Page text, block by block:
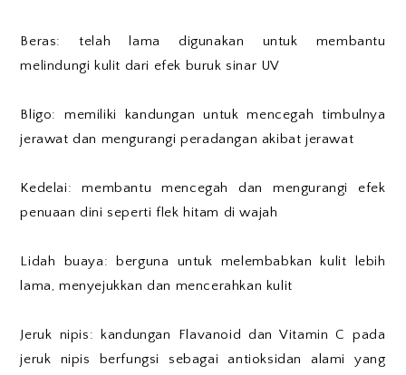
Beras: telah lama digunakan untuk membantu
melindungi kulit dari efek buruk sinar UV
Bligo: memiliki kandungan untuk mencegah timbulnya
jerawat dan mengurangi peradangan akibat jerawat
Kedelai: membantu mencegah dan mengurangi efek
penuaan dini seperti flek hitam di wajah
Lidah buaya: berguna untuk melembabkan kulit lebih
lama, menyejukkan dan mencerahkan kulit
Jeruk nipis: kandungan Flavanoid dan Vitamin C pada
jeruk nipis berfungsi sebagai antioksidan alami yang